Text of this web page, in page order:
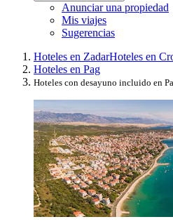
Anunciar una propiedad
Mis viajes
Sugerencias
Hoteles en ZadarHoteles en
Hoteles en Pag
Hoteles con desayuno incluido en